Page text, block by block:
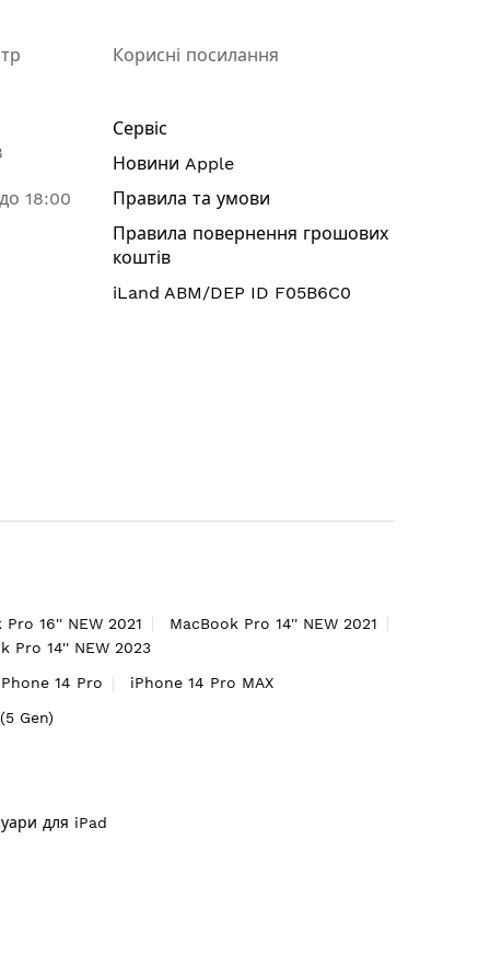
18:00
Корисні посилання
Сервіс
Новини Apple
Правила та умови
Правила повернення грошових
коштів
iLand ABM/DEP ID F05B6C0
Pro 16'' NEW 2021
MacBook Pro 14'' NEW 2021
Pro 14'' NEW 2023
14 Pro
iPhone 14 Pro MAX
Gen)
для iPad